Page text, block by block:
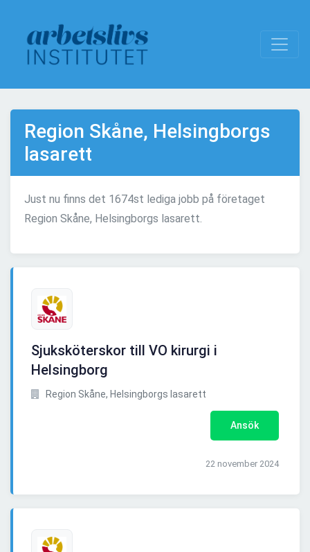
Region Skåne, Helsingborgs
lasarett
Just nu finns det 1674st lediga jobb på företaget
Region Skåne, Helsingborgs lasarett.
Sjuksköterskor till VO kirurgi i
Helsingborg
Region Skåne, Helsingborgs lasarett
Ansök
22 november 2024